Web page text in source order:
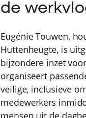
de
Eugénie Touwen,
Huttenheugte, is
bijzondere inzet
organiseert
veilige, inclusieve
medewerkers
mensen uit de